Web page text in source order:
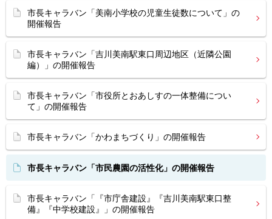
市長キャラバン「美南小学校の児童生徒数について」の
開催報告
市長キャラバン「吉川美南駅東口周辺地区（近隣公園
編）」の開催報告
市長キャラバン「市役所とおあしすの一体整備につい
て」の開催報告
市長キャラバン「かわまちづくり」の開催報告
市長キャラバン「市民農園の活性化」の開催報告
市長キャラバン「『市庁舎建設』『吉川美南駅東口整
備』『中学校建設』」の開催報告